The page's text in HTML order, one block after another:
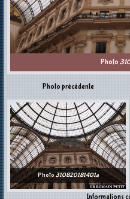
Photo
Photo précédente
Photo 310820181401a